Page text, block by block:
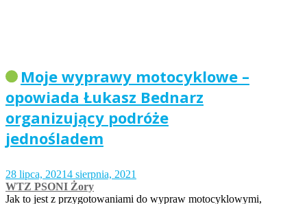
Moje wyprawy motocyklowe –
opowiada Łukasz Bednarz
organizujący podróże
jednośladem
28 lipca, 20214 sierpnia, 2021
WTZ PSONI Żory
Jak to jest z przygotowaniami do wypraw motocyklowymi,